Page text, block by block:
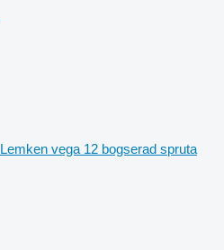
Lemken vega 12 bogserad spruta